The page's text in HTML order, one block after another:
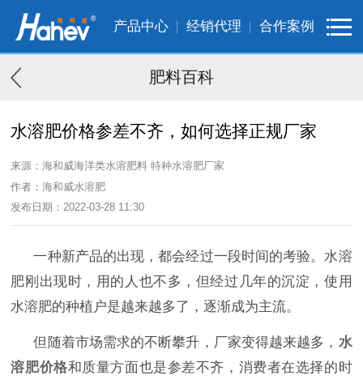
产品中心 经销代理 合作案例
肥料百科
水溶肥价格参差不齐，如何选择正规厂家
来源：海和威海洋类水溶肥料 特种水溶肥厂家
作者：海和威水溶肥
发布日期：2022-03-28 11:30
一种新产品的出现，都会经过一段时间的考验。水溶
肥刚出现时，用的人也不多，但经过几年的沉淀，使用
水溶肥的种植户是越来越多了，逐渐成为主流。
但随着市场需求的不断攀升，厂家变得越来越多， 水
溶肥价格和质量方面也是参差不齐，消费者在选择的时